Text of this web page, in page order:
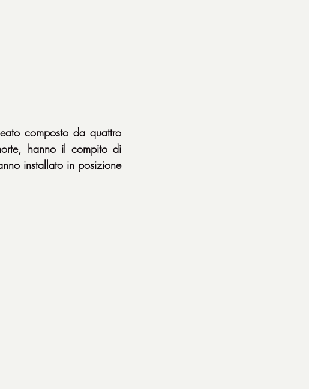
composto da quattro
hanno il compito di
installato in posizione